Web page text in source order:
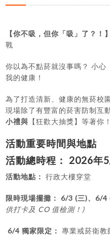
【你不吸，但你「吸」了？！】
戰
你以為不點菸就沒事嗎？ 小
我的健康！
為了打造清新、健康的無菸校
現場除了有豐富的菸害防制互
小禮與 【狂歡大抽獎】等著你
活動重要時間與地點
活動總時程：
2026年
活動地點： 行政大樓穿堂
限時現場擺攤： 6/3 (三)、6/4
供打卡及 CO 值檢測！)
6/4 獨家限定： 專業戒菸衛教